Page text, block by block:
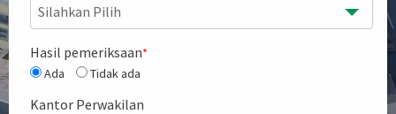
Silahkan Pilih
Hasil pemeriksaan*
Ada
Tidak ada
Kantor Perwakilan